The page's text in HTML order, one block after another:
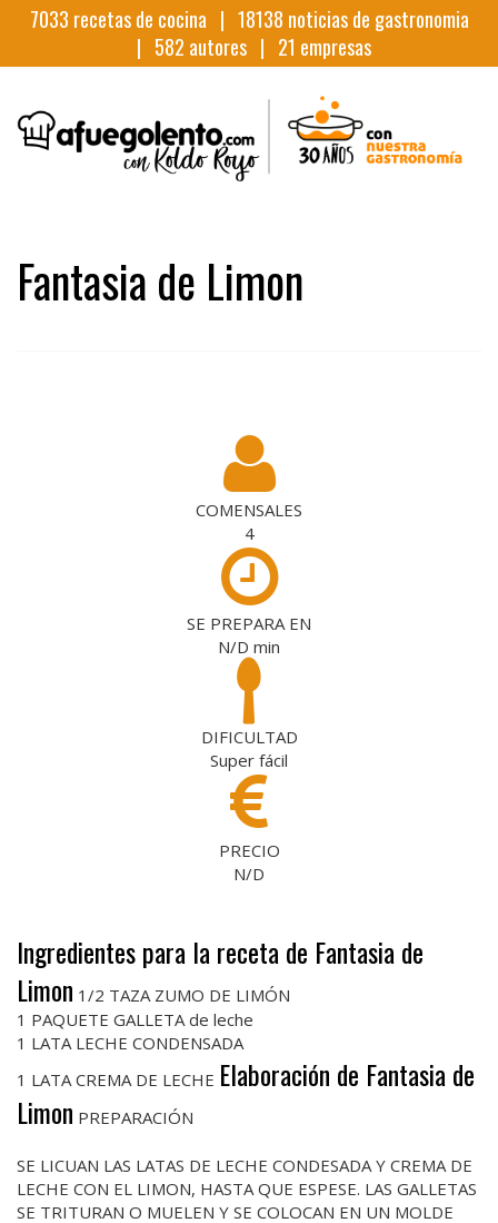
7033 recetas de cocina | 18138 noticias de gastronomia
| 582 autores | 21 empresas
Fantasia de Limon
COMENSALES
4
SE PREPARA EN
N/D min
DIFICULTAD
Super fácil
PRECIO
N/D
Ingredientes para la receta de Fantasia de
Limon 1/2 TAZA ZUMO DE LIMÓN
1 PAQUETE GALLETA de leche
1 LATA LECHE CONDENSADA
1 LATA CREMA DE LECHE Elaboración de Fantasia de
Limon PREPARACIÓN
SE LICUAN LAS LATAS DE LECHE CONDESADA Y CREMA DE
LECHE CON EL LIMON, HASTA QUE ESPESE. LAS GALLETAS
SE TRITURAN O MUELEN Y SE COLOCAN EN UN MOLDE